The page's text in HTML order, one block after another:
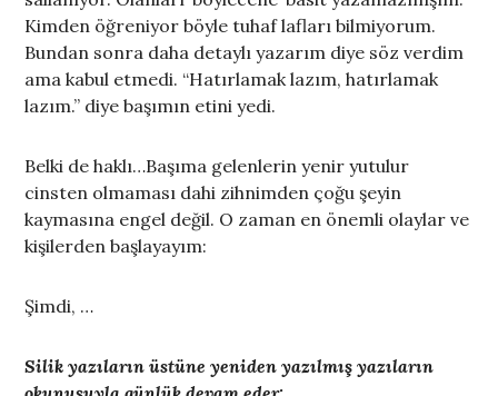
Kimden öğreniyor böyle tuhaf lafları bilmiyorum.
Bundan sonra daha detaylı yazarım diye söz verdim
ama kabul etmedi. “Hatırlamak lazım, hatırlamak
lazım.” diye başımın etini yedi.
Belki de haklı…Başıma gelenlerin yenir yutulur
cinsten olmaması dahi zihnimden çoğu şeyin
kaymasına engel değil. O zaman en önemli olaylar ve
kişilerden başlayayım:
Şimdi, …
Silik yazıların üstüne yeniden yazılmış yazıların